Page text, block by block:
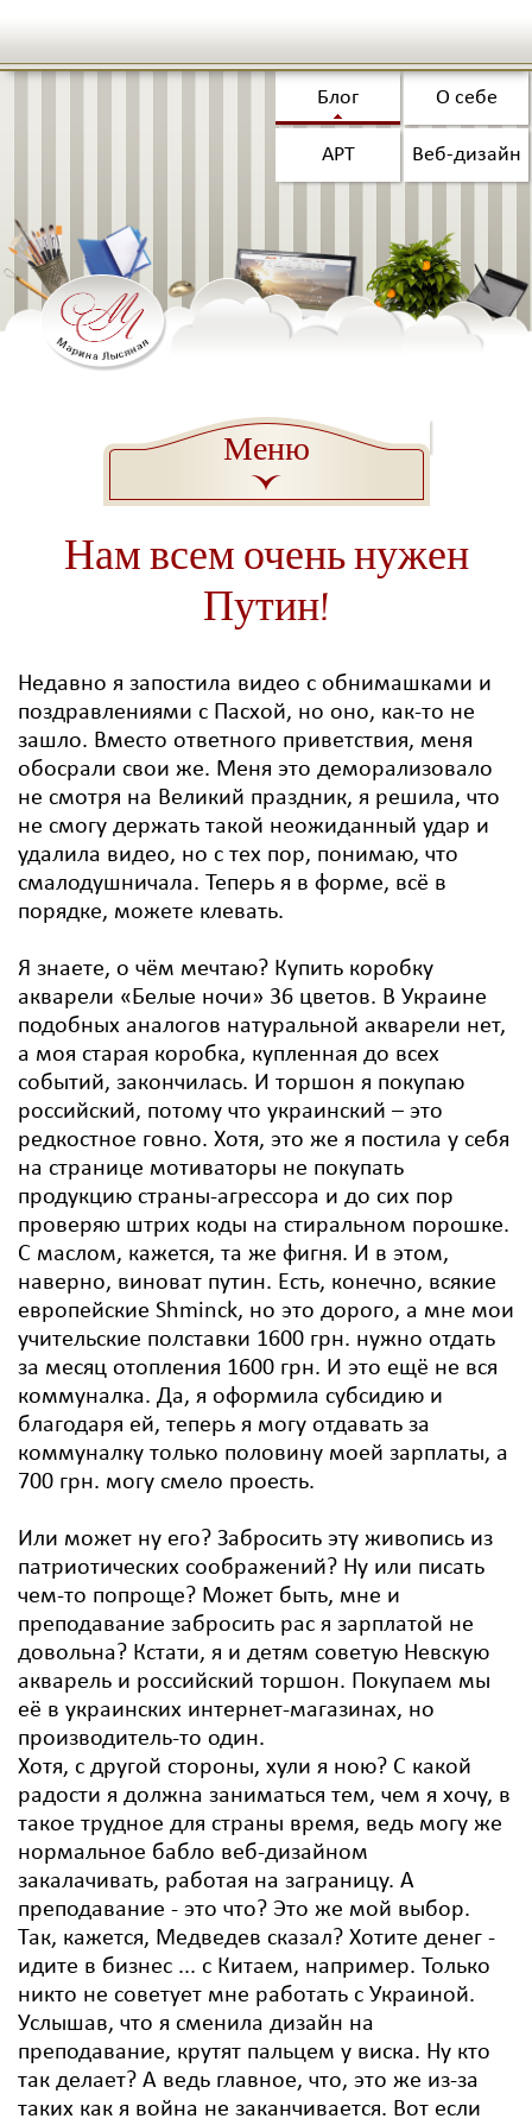
Блог О себе
АРТ Веб-дизайн
Меню
a
Нам всем очень нужен
Путин!
Недавно я запостила видео с обнимашками и
поздравлениями с Пасхой, но оно, как-то не
зашло. Вместо ответного приветствия, меня
обосрали свои же. Меня это деморализовало
не смотря на Великий праздник, я решила, что
не смогу держать такой неожиданный удар и
удалила видео, но с тех пор, понимаю, что
смалодушничала. Теперь я в форме, всё в
порядке, можете клевать.
Я знаете, о чём мечтаю? Купить коробку
акварели «Белые ночи» 36 цветов. В Украине
подобных аналогов натуральной акварели нет,
а моя старая коробка, купленная до всех
событий, закончилась. И торшон я покупаю
российский, потому что украинский – это
редкостное говно. Хотя, это же я постила у себя
на странице мотиваторы не покупать
продукцию страны-агрессора и до сих пор
проверяю штрих коды на стиральном порошке.
С маслом, кажется, та же фигня. И в этом,
наверно, виноват путин. Есть, конечно, всякие
европейские Shminck, но это дорого, а мне мои
учительские полставки 1600 грн. нужно отдать
за месяц отопления 1600 грн. И это ещё не вся
коммуналка. Да, я оформила субсидию и
благодаря ей, теперь я могу отдавать за
коммуналку только половину моей зарплаты, а
700 грн. могу смело проесть.
Или может ну его? Забросить эту живопись из
патриотических соображений? Ну или писать
чем-то попроще? Может быть, мне и
преподавание забросить рас я зарплатой не
довольна? Кстати, я и детям советую Невскую
акварель и российский торшон. Покупаем мы
её в украинских интернет-магазинах, но
производитель-то один.
Хотя, с другой стороны, хули я ною? С какой
радости я должна заниматься тем, чем я хочу, в
такое трудное для страны время, ведь могу же
нормальное бабло веб-дизайном
закалачивать, работая на заграницу. А
преподавание - это что? Это же мой выбор.
Так, кажется, Медведев сказал? Хотите денег -
идите в бизнес ... с Китаем, например. Только
никто не советует мне работать с Украиной.
Услышав, что я сменила дизайн на
преподавание, крутят пальцем у виска. Ну кто
так делает? А ведь главное, что, это же из-за
таких как я война не заканчивается. Вот если